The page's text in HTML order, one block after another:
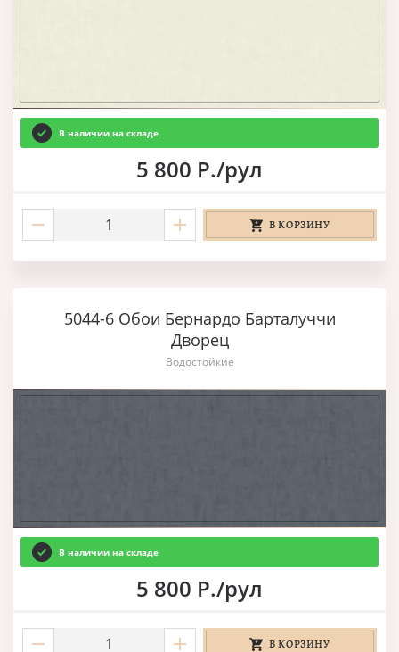
В наличии на складе
5 800 Р./рул
В КОРЗИНУ
5044-6 Обои Бернардо Барталуччи
Дворец
Водостойкие
В наличии на складе
5 800 Р./рул
В КОРЗИНУ